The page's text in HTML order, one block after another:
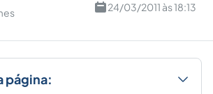
24/03/2011 às 18:13
página: